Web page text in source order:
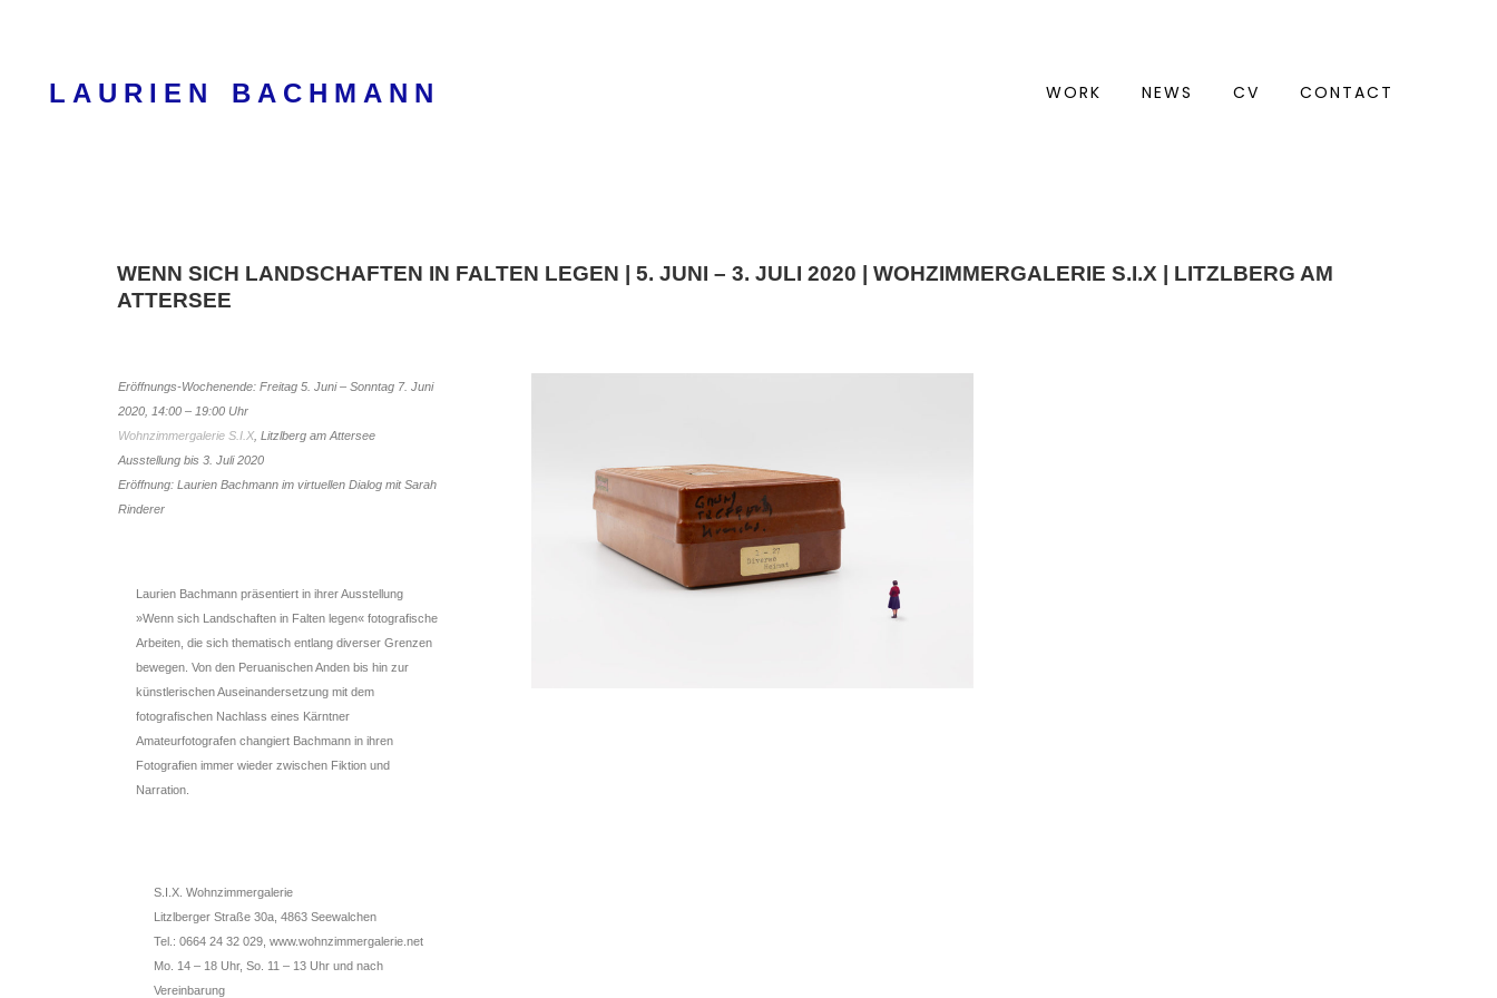
LAURIEN BACHMANN WORK NEWS CV CONTACT
WENN SICH LANDSCHAFTEN IN FALTEN LEGEN | 5. JUNI – 3. JULI 2020 | WOHZIMMERGALERIE S.I.X | LITZLBERG AM
ATTERSEE
Eröffnungs-Wochenende: Freitag 5. Juni – Sonntag 7. Juni
2020, 14:00 – 19:00 Uhr
Wohnzimmergalerie S.I.X , Litzlberg am Attersee
Ausstellung bis 3. Juli 2020
Eröffnung: Laurien Bachmann im virtuellen Dialog mit Sarah
Rinderer
Laurien Bachmann präsentiert in ihrer Ausstellung
»Wenn sich Landschaften in Falten legen« fotografische
Arbeiten, die sich thematisch entlang diverser Grenzen
bewegen. Von den Peruanischen Anden bis hin zur
künstlerischen Auseinandersetzung mit dem
fotografischen Nachlass eines Kärntner
Amateurfotografen changiert Bachmann in ihren
Fotografien immer wieder zwischen Fiktion und
Narration.
S.I.X. Wohnzimmergalerie
Litzlberger Straße 30a, 4863 Seewalchen
Tel.: 0664 24 32 029, www.wohnzimmergalerie.net
Mo. 14 – 18 Uhr, So. 11 – 13 Uhr und nach
Vereinbarung